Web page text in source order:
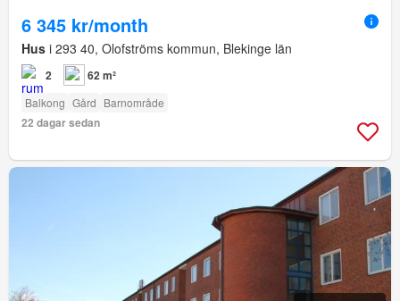
6 345 kr/month
Hus i 293 40, Olofströms kommun, Blekinge län
2 62 m²
Balkong Gård Barnområde
22 dagar sedan